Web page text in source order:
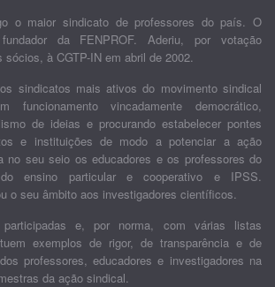
o maior sindicato de professores do país. O
da FENPROF. Aderiu, por votação
sócios, à CGTP-IN em abril de 2002.
sindicatos mais ativos do movimento sindical
funcionamento vincadamente democrático,
de ideias e procurando estabelecer pontes
e instituições de modo a potenciar a ação
no seu seio os educadores e os professores do
ensino particular e cooperativo e IPSS.
o seu âmbito aos investigadores científicos.
e, por norma, com várias listas
exemplos de rigor, de transparência e de
professores, educadores e investigadores na
da ação sindical.